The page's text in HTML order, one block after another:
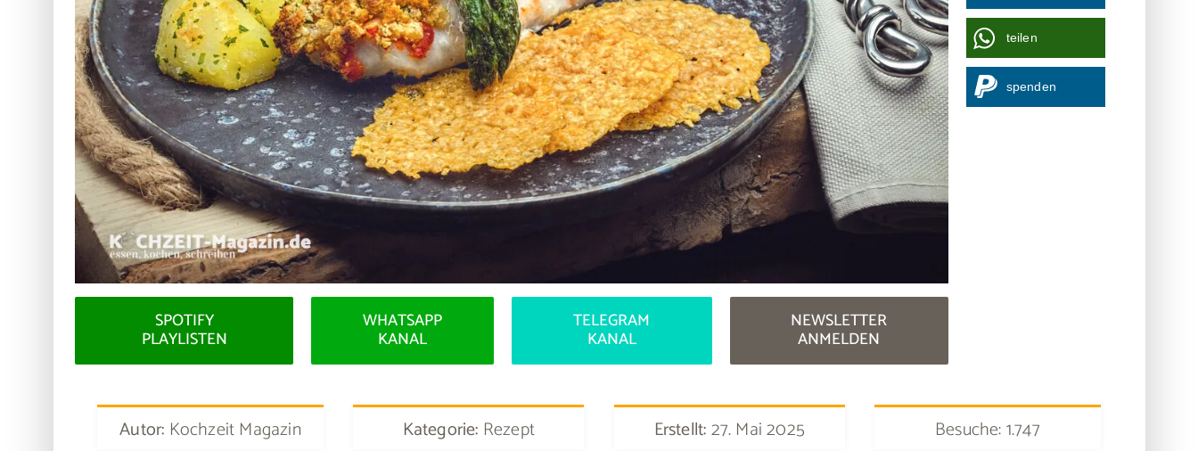
SPOTIFY
PLAYLISTEN
WHATSAPP
KANAL
TELEGRAM
KANAL
NEWSLETTER
ANMELDEN
teilen
spenden
Autor: Kochzeit Magazin Kategorie: Rezept Erstellt:27. Mai 2025 Besuche: 1.747